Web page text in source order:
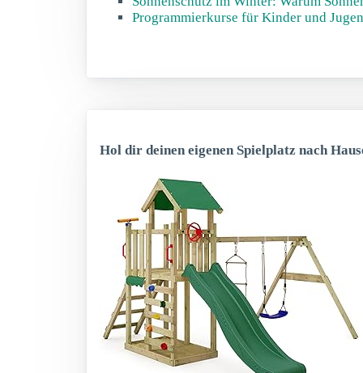
Programmierkurse für Kinder und
Hol dir deinen eigenen Spielplatz nach